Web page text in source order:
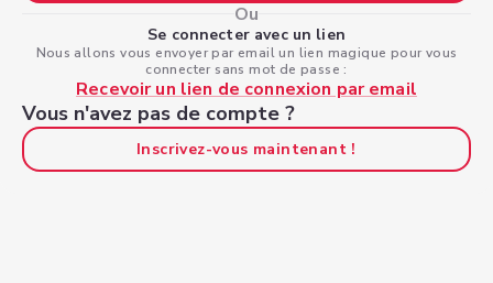
Ou
Se connecter avec un lien
Nous allons vous envoyer par email un lien magique pour vous
connecter sans mot de passe :
Recevoir un lien de connexion par email
Vous n'avez pas de compte ?
Inscrivez-vous maintenant !